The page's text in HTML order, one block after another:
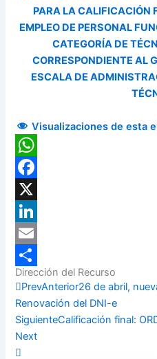
PARA LA CALIFICACIÓN
EMPLEO DE PERSONAL
CATEGORÍA DE
CORRESPONDIENTE AL
ESCALA DE
Visualizaciones de esta
WhatsApp
Facebook
X
LinkedIn
Email
Compartir
Dirección del Recurso
PrevAnterior26 de abril,
Renovación del DNI-e
SiguienteCalificación final:
Next